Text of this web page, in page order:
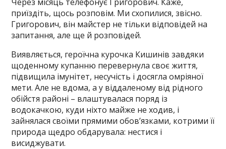
приїздіть, щось розповім. Ми схопилися, звісно.
Григорович, він майстер не тільки відповідей на
запитання, але ще й розповідей.
Виявляється, героїчна курочка Кишинів завдяки
щоденному купанню перевернула своє життя,
підвищила імунітет, несучість і досягла омріяної
мети. Але не вдома, а у віддаленому від рідного
обійстя районі – влаштувалася поряд із
водокачкою, куди ніхто майже не ходив, і
зайнялася своїми прямими обов’язками, котрими її
природа щедро обдарувала: нестися і
висиджувати.